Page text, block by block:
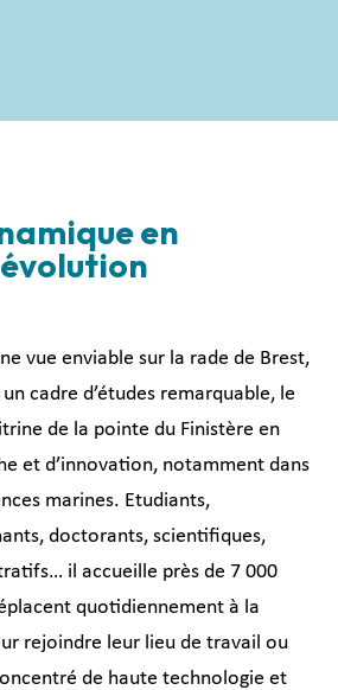
en
vue enviable sur la rade de Brest,
cadre d’études remarquable, le
de la pointe du Finistère en
et d’innovation, notamment dans
marines. Etudiants,
doctorants, scientifiques,
il accueille près de 7 000
quotidiennement à la
rejoindre leur lieu de travail ou
de haute technologie et